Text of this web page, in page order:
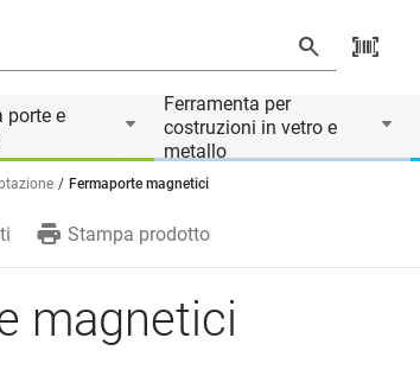
porte e
Ferramenta per
costruzioni in vetro e
metallo
Fermaporte magnetici
Stampa prodotto
magnetici